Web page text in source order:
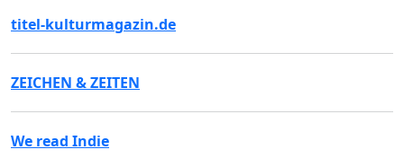
titel-kulturmagazin.de
ZEICHEN & ZEITEN
We read Indie